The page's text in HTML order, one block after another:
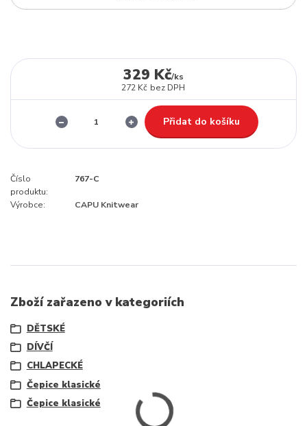
329 Kč/ks
272 Kč bez DPH
Přidat do košíku
Číslo
produktu:
767-C
Výrobce: CAPU Knitwear
Zboží zařazeno v kategoriích
DĚTSKÉ
DÍVČÍ
CHLAPECKÉ
Čepice klasické
Čepice klasické